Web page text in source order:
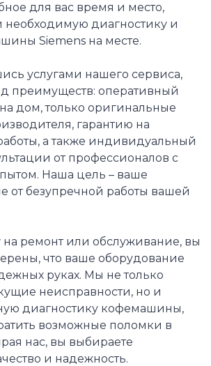
для вас время и место,
необходимую диагностику и
Siemens на месте.
услугами нашего сервиса,
преимуществ: оперативный
дом, только оригинальные
гарантию на
а также индивидуальный
от профессионалов с
Наша цель – ваше
от безупречной работы вашей
на ремонт или обслуживание, вы
что ваше оборудование
руках. Мы не только
неисправности, но и
диагностику кофемашины,
возможные поломки в
нас, вы выбираете
и надежность.